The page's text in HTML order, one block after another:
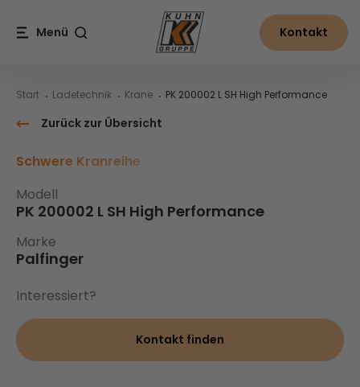
PK 200002 L SH High Performance
Menü Kontakt
Start Ladetechnik Krane PK 200002 L SH High Performance
Zurück zur Übersicht
Schwere Kranreihe
Modell
PK 200002 L SH High Performance
Marke
Palfinger
Interessiert?
Kontakt finden